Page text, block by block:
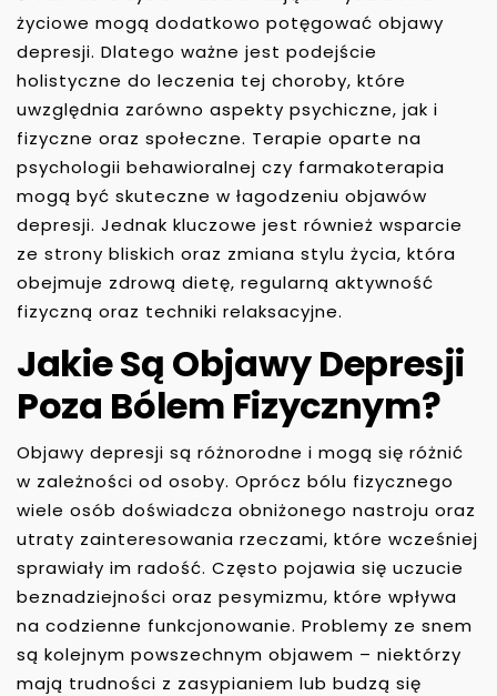
życiowe mogą dodatkowo potęgować objawy
depresji. Dlatego ważne jest podejście
holistyczne do leczenia tej choroby, które
uwzględnia zarówno aspekty psychiczne, jak i
fizyczne oraz społeczne. Terapie oparte na
psychologii behawioralnej czy farmakoterapia
mogą być skuteczne w łagodzeniu objawów
depresji. Jednak kluczowe jest również wsparcie
ze strony bliskich oraz zmiana stylu życia, która
obejmuje zdrową dietę, regularną aktywność
fizyczną oraz techniki relaksacyjne.
Jakie Są Objawy Depresji
Poza Bólem Fizycznym?
Objawy depresji są różnorodne i mogą się różnić
w zależności od osoby. Oprócz bólu fizycznego
wiele osób doświadcza obniżonego nastroju oraz
utraty zainteresowania rzeczami, które wcześniej
sprawiały im radość. Często pojawia się uczucie
beznadziejności oraz pesymizmu, które wpływa
na codzienne funkcjonowanie. Problemy ze snem
są kolejnym powszechnym objawem – niektórzy
mają trudności z zasypianiem lub budzą się